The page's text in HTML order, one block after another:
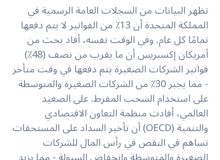
تظهر البيانات من السجلات العامة الرسمية في
المملكة المتحدة أن 13٪ من الفواتير لا يتم دفعها
تمامًا كل عام. وفي الوقت نفسه، أفاد بحث من
أمريكان إكسبريس أن ما يقرب من نصف (48٪)
فواتير الشركات الصغيرة يتم دفعها في وقت متأخر
- مما يجبر 30٪ من الشركات الصغيرة والمتوسطة
على استخدام السحب المفرط. على الصعيد
العالمي، أفادت منظمة التعاون الاقتصادي
والتنمية (OECD) أن تأخير السداد على المستحقات
تساهم في النقص في رأس المال للشركات